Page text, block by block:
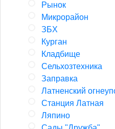
Рынок
Микрорайон
ЗБХ
Курган
Кладбище
Сельхозтехника
Заправка
Латненский
Станция Латная
Ляпино